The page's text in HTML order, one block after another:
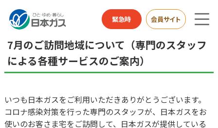
緊急時 会員サイト
総合HOME お知らせ
7月のご訪問地域について（専門のスタッフによる各種サービ
スのご案内）
7月のご訪問地域について（専門のスタッフ
による各種サービスのご案内）
いつも日本ガスをご利用いただきありがとうございます。
コロナ感染対策を行った専門のスタッフが、日本ガスをお
使いのお客さま宅をご訪問して、日本ガスが提供している